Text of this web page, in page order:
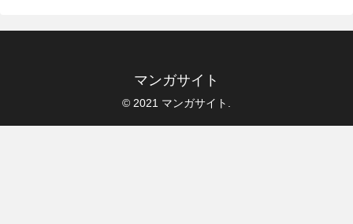
マンガサイト
© 2021 マンガサイト.